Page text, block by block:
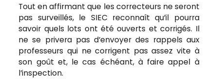
Tout en affirmant que les correcteurs ne seront
pas surveillés, le SIEC reconnaît qu’il pourra
savoir quels lots ont été ouverts et corrigés. Il
ne se privera pas d’envoyer des rappels aux
professeurs qui ne corrigent pas assez vite à
son goût et, le cas échéant, à faire appel à
l’inspection.